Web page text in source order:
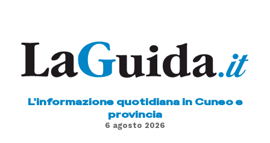
L'informazione quotidiana in Cuneo e
provincia
6 agosto 2026